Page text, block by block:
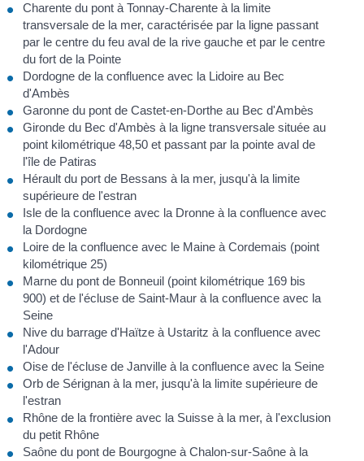
Charente du pont à Tonnay-Charente à la limite
transversale de la mer, caractérisée par la ligne passant
par le centre du feu aval de la rive gauche et par le centre
du fort de la Pointe
Dordogne de la confluence avec la Lidoire au Bec
d'Ambès
Garonne du pont de Castet-en-Dorthe au Bec d'Ambès
Gironde du Bec d'Ambès à la ligne transversale située au
point kilométrique 48,50 et passant par la pointe aval de
l'île de Patiras
Hérault du port de Bessans à la mer, jusqu'à la limite
supérieure de l'estran
Isle de la confluence avec la Dronne à la confluence avec
la Dordogne
Loire de la confluence avec le Maine à Cordemais (point
kilométrique 25)
Marne du pont de Bonneuil (point kilométrique 169 bis
900) et de l'écluse de Saint-Maur à la confluence avec la
Seine
Nive du barrage d'Haïtze à Ustaritz à la confluence avec
l'Adour
Oise de l'écluse de Janville à la confluence avec la Seine
Orb de Sérignan à la mer, jusqu'à la limite supérieure de
l'estran
Rhône de la frontière avec la Suisse à la mer, à l'exclusion
du petit Rhône
Saône du pont de Bourgogne à Chalon-sur-Saône à la